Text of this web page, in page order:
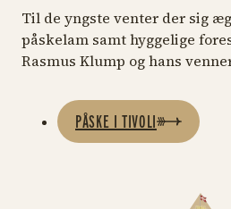
Til de yngste venter der sig
påskelam samt hyggelige
Rasmus Klump og hans
PÅSKE I TIVOLI